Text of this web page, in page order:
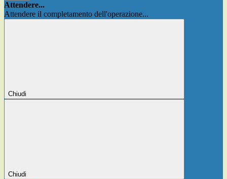
Attendere...
Attendere il completamento dell'operazione...
Chiudi
Chiudi